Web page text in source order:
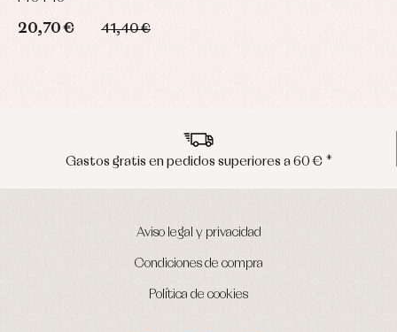
20,70 € 41,40 €
Envíos en península en 24/48 horas
Aviso legal y privacidad
Condiciones de compra
Política de cookies